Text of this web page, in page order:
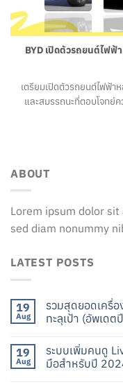
BYD เปิดตัวรถยนต์ไฟ
เตรียมเปิดตัวรถยนต์ไฟฟ้า
และสมรรถนะที่ตอบโจทย์
ABOUT
Lorem ipsum dolor
sed diam nonummy
LATEST POSTS
19
Aug
รวมสุดยอดเครื่
ทะลุเป้า (อัพเด
19
Aug
ระบบเพิ่มคนดู
มือสำหรับปี